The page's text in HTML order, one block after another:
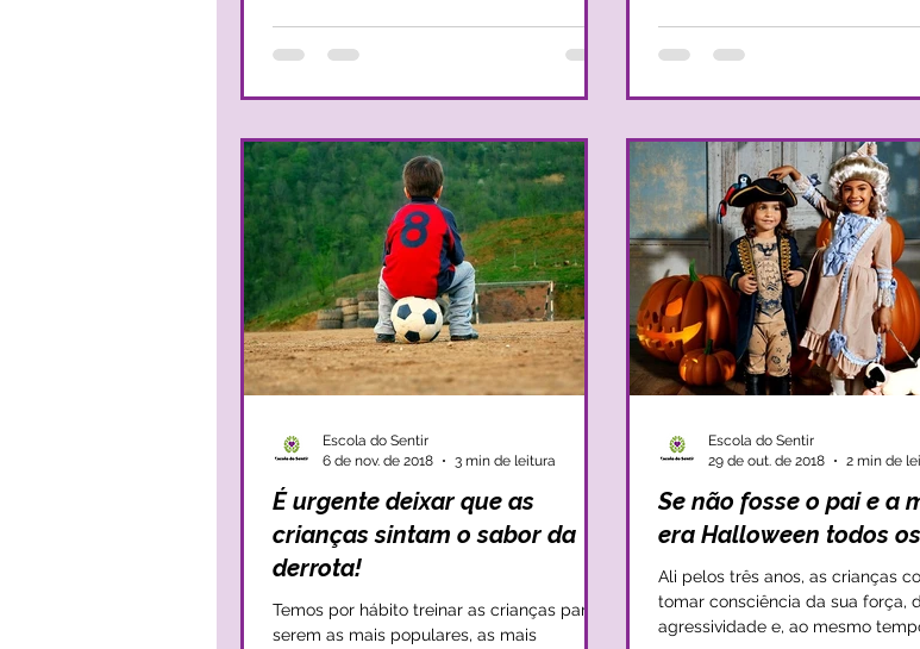
É urgente deixar que as
crianças sintam o sabor da
derrota!
Temos por hábito treinar as crianças para
serem as mais populares, as mais
Escola do Sentir
6 de nov. de 2018
3 min de leitura
Se não fosse o pai e a
era Halloween todos os
Ali pelos três anos, as crianças
tomar consciência da sua força,
agressividade e, ao mesmo
Escola do Sentir
29 de out. de 2018
2 min de